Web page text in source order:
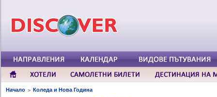
Начало > Коледа и Нова Година